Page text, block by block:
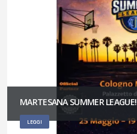
MARTESANA SUMMER LEAGUE!
LEGGI